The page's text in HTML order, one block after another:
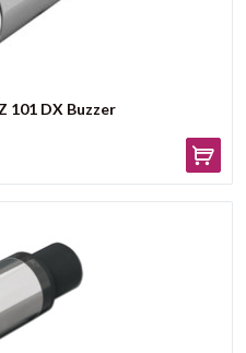
101 DX Buzzer